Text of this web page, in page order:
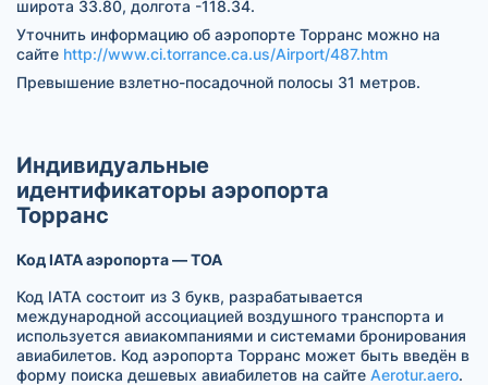
широта 33.80, долгота -118.34.
Уточнить информацию об аэропорте Торранс можно на
сайте http://www.ci.torrance.ca.us/Airport/487.htm
Превышение взлетно-посадочной полосы 31 метров.
Индивидуальные
идентификаторы аэропорта
Торранс
Код IATA аэропорта — TOA
Код IATA состоит из 3 букв, разрабатывается
международной ассоциацией воздушного транспорта и
используется авиакомпаниями и системами бронирования
авиабилетов. Код аэропорта Торранс может быть введён в
форму поиска дешевых авиабилетов на сайте Aerotur.aero.